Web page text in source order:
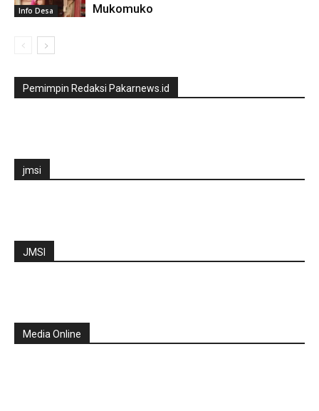
Info Desa
Mukomuko
Pemimpin Redaksi Pakarnews.id
jmsi
JMSI
Media Online